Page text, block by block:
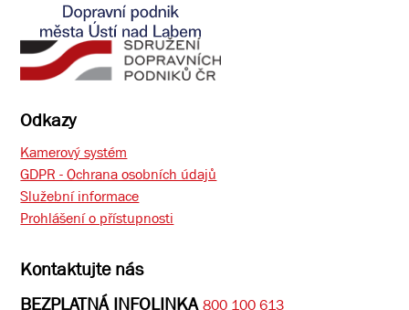
Odkazy
Kamerový systém
GDPR - Ochrana osobních údajů
Služební informace
Prohlášení o přístupnosti
Kontaktujte nás
BEZPLATNÁ INFOLINKA 800 100 613